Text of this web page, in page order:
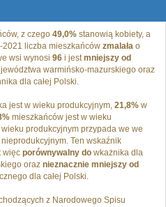
z czego 49,0% stanowią kobiety, a
liczba mieszkańców zmalała o
wsi wynosi 96 i jestmniejszy od
warmińsko-mazurskiego oraz
dla całej Polski.
jest w wieku produkcyjnym, 21,8% w
mieszkańców jest w wieku
produkcyjnym przypada we we
Ten wskaźnik
więc porównywalny do wkażnika dla
oraz nieznacznie mniejszy od
dla całej Polski.
z Narodowego Spisu